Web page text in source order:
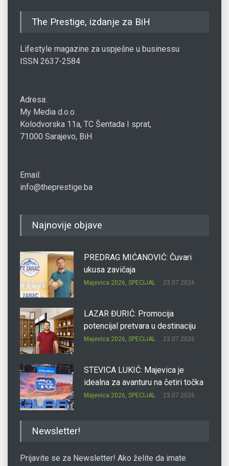
The Prestige, izdanje za BiH
Lifestyle magazine za uspješne u businessu
ISSN 2637-2584
Adresa:
My Media d.o.o.
Kolodvorska 11a, TC Šentada I sprat,
71000 Sarajevo, BiH
Email:
info@theprestige.ba
Najnovije objave
PREDRAG MIĆANOVIĆ: Čuvari
ukusa zavičaja
Majevica 2026, SPECIJAL 23.07.2026.
LAZAR ĐURIĆ: Promocija
potencijal pretvara u destinaciju
Majevica 2026, SPECIJAL 23.07.2026.
STEVICA LUKIĆ: Majevica je
idealna za avanturu na četiri točka
Majevica 2026, SPECIJAL 23.07.2026.
Newsletter!
Prijavite se za Newsletter! Ako želite da imate